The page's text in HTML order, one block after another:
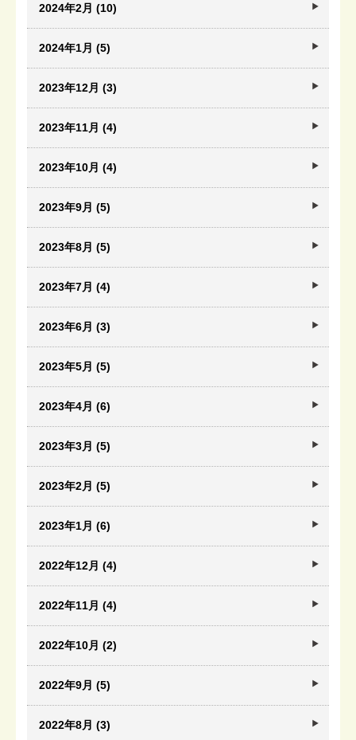
2024年2月 (10)
2024年1月 (5)
2023年12月 (3)
2023年11月 (4)
2023年10月 (4)
2023年9月 (5)
2023年8月 (5)
2023年7月 (4)
2023年6月 (3)
2023年5月 (5)
2023年4月 (6)
2023年3月 (5)
2023年2月 (5)
2023年1月 (6)
2022年12月 (4)
2022年11月 (4)
2022年10月 (2)
2022年9月 (5)
2022年8月 (3)